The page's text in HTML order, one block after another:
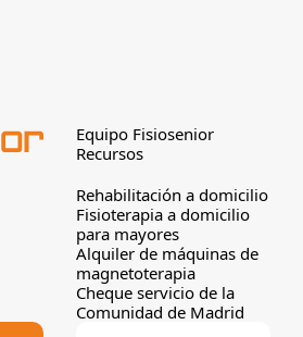
Equipo Fisiosenior
Recursos
Rehabilitación a domicilio
Fisioterapia a domicilio
para mayores
Alquiler de máquinas de
magnetoterapia
Cheque servicio de la
Comunidad de Madrid